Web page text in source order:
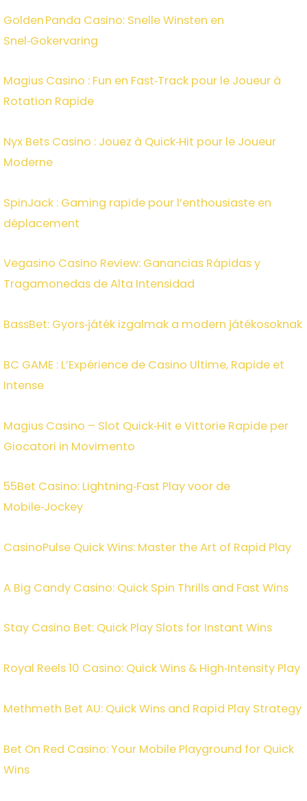
Golden Panda Casino: Snelle Winsten en
Snel‑Gokervaring
Magius Casino : Fun en Fast‑Track pour le Joueur à
Rotation Rapide
Nyx Bets Casino : Jouez à Quick‑Hit pour le Joueur
Moderne
SpinJack : Gaming rapide pour l’enthousiaste en
déplacement
Vegasino Casino Review: Ganancias Rápidas y
Tragamonedas de Alta Intensidad
BassBet: Gyors‑játék izgalmak a modern játékosoknak
BC GAME : L’Expérience de Casino Ultime, Rapide et
Intense
Magius Casino – Slot Quick‑Hit e Vittorie Rapide per
Giocatori in Movimento
55Bet Casino: Lightning‑Fast Play voor de
Mobile‑Jockey
CasinoPulse Quick Wins: Master the Art of Rapid Play
A Big Candy Casino: Quick Spin Thrills and Fast Wins
Stay Casino Bet: Quick Play Slots for Instant Wins
Royal Reels 10 Casino: Quick Wins & High‑Intensity Play
Methmeth Bet AU: Quick Wins and Rapid Play Strategy
Bet On Red Casino: Your Mobile Playground for Quick
Wins